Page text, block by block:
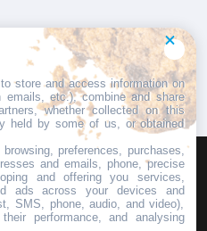
COMUNICATO STAMPA
to store and access information on
etc.), combine and share
whether collected on this
held by some of us, or obtained
preferences, purchases,
and emails, phone, precise
and offering you services,
ads across your devices and
SMS, phone, audio, and video),
performance, and analysing